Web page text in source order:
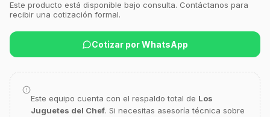
Este producto está disponible bajo consulta. Contáctanos para
recibir una cotización formal.
Cotizar por WhatsApp
Este equipo cuenta con el respaldo total de Los
Juguetes del Chef. Si necesitas asesoría técnica sobre